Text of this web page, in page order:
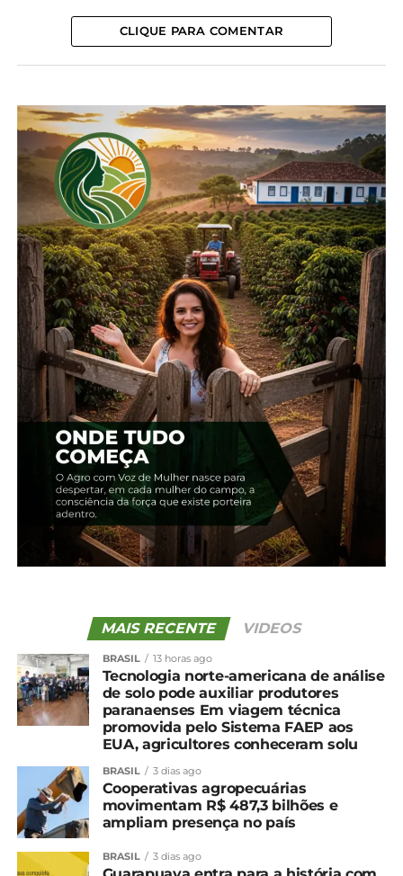
UP NEXT
LEITE: Preço pago ao produtor avança 4,5%
em janeiro
NÃO PERCA
Brasil bateu recorde na importação de
fertilizantes em janeiro
CLIQUE PARA COMENTAR
MAIS RECENTE VIDEOS
BRASIL 13 horas ago
Tecnologia norte-americana de análise
de solo pode auxiliar produtores
paranaenses Em viagem técnica
promovida pelo Sistema FAEP aos
EUA, agricultores conheceram solu
BRASIL 3 dias ago
Cooperativas agropecuárias
movimentam R$ 487,3 bilhões e
ampliam presença no país
BRASIL 3 dias ago